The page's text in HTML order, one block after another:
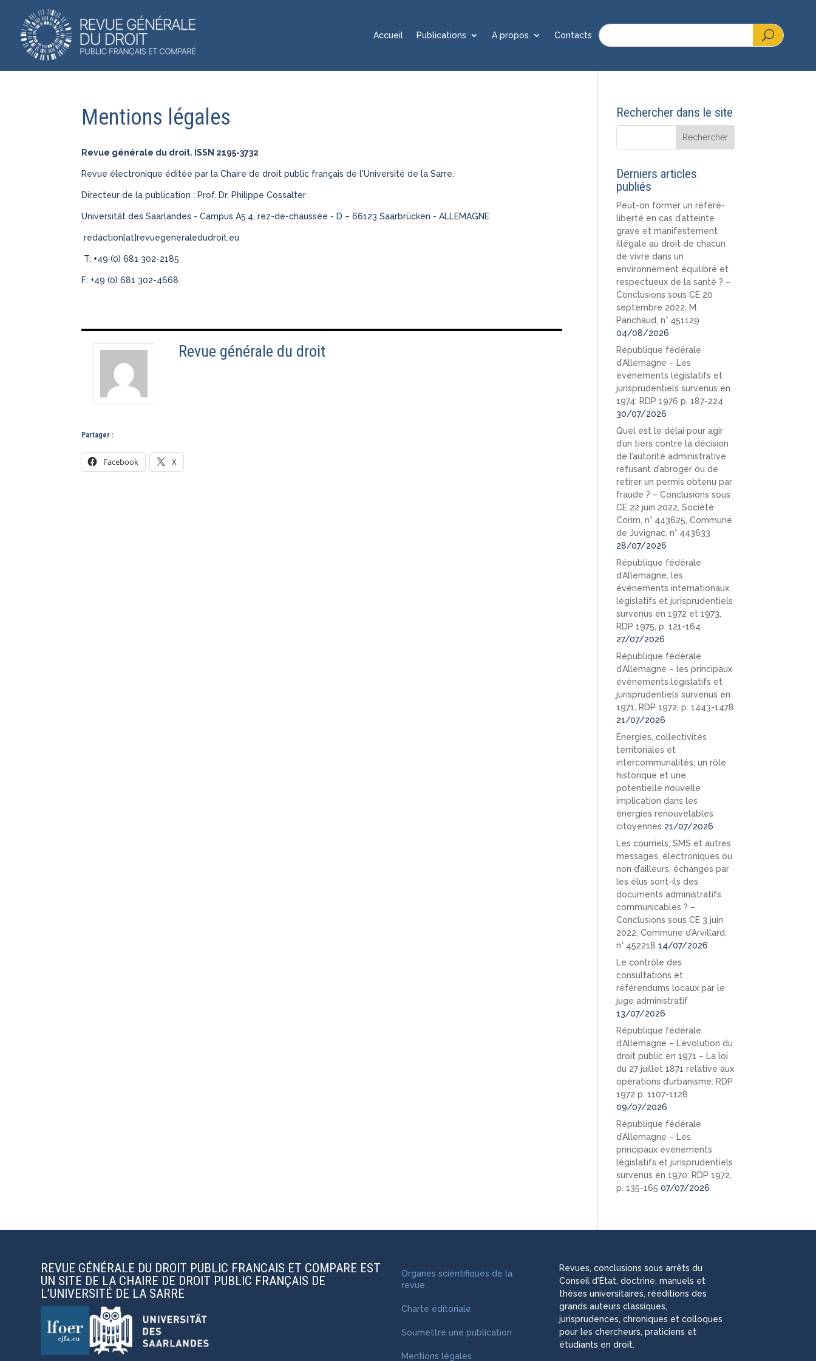
Accueil Publications A propos Contacts
Mentions légales
Revue générale du droit. ISSN 2195-3732
Revue électronique éditée par la Chaire de droit public français de l'Université de la Sarre.
Directeur de la publication : Prof. Dr. Philippe Cossalter
Universität des Saarlandes - Campus A5.4, rez-de-chaussée - D – 66123 Saarbrücken - ALLEMAGNE
redaction[at]revuegeneraledudroit.eu
T: +49 (0) 681 302-2185
F: +49 (0) 681 302-4668
Revue générale du droit
Partager :
Facebook X
Rechercher dans le site
Derniers articles
publiés
Peut-on former un référé-
liberté en cas d’atteinte
grave et manifestement
illégale au droit de chacun
de vivre dans un
environnement équilibré et
respectueux de la santé ? –
Conclusions sous CE 20
septembre 2022, M.
Panchaud, n° 451129
04/08/2026
République fédérale
d’Allemagne – Les
évènements législatifs et
jurisprudentiels survenus en
1974: RDP 1976 p. 187-224
30/07/2026
Quel est le délai pour agir
d’un tiers contre la décision
de l’autorité administrative
refusant d’abroger ou de
retirer un permis obtenu par
fraude ? – Conclusions sous
CE 22 juin 2022, Société
Corim, n° 443625, Commune
de Juvignac, n° 443633
28/07/2026
République fédérale
d’Allemagne, les
événements internationaux,
législatifs et jurisprudentiels
survenus en 1972 et 1973,
RDP 1975, p. 121-164
27/07/2026
République fédérale
d’Allemagne – les principaux
évènements législatifs et
jurisprudentiels survenus en
1971, RDP 1972, p. 1443-1478
21/07/2026
Énergies, collectivités
territoriales et
intercommunalités, un rôle
historique et une
potentielle nouvelle
implication dans les
énergies renouvelables
citoyennes 21/07/2026
Les courriels, SMS et autres
messages, électroniques ou
non d’ailleurs, échangés par
les élus sont-ils des
documents administratifs
communicables ? –
Conclusions sous CE 3 juin
2022, Commune d’Arvillard,
n° 452218 14/07/2026
Le contrôle des
consultations et
référendums locaux par le
juge administratif
13/07/2026
République fédérale
d’Allemagne – L’évolution du
droit public en 1971 – La loi
du 27 juillet 1871 relative aux
opérations d’urbanisme: RDP
1972 p. 1107-1128
09/07/2026
République fédérale
d’Allemagne – Les
principaux évènements
législatifs et jurisprudentiels
survenus en 1970: RDP 1972,
p. 135-165 07/07/2026
REVUE GÉNÉRALE DU DROIT PUBLIC FRANCAIS ET COMPARE EST
UN SITE DE LA CHAIRE DE DROIT PUBLIC FRANÇAIS DE
L’UNIVERSITÉ DE LA SARRE
Organes scientifiques de la
revue
Charte éditoriale
Soumettre une publication
Mentions légales
Revues, conclusions sous arrêts du
Conseil d'État, doctrine, manuels et
thèses universitaires, rééditions des
grands auteurs classiques,
jurisprudences, chroniques et colloques
pour les chercheurs, praticiens et
étudiants en droit.